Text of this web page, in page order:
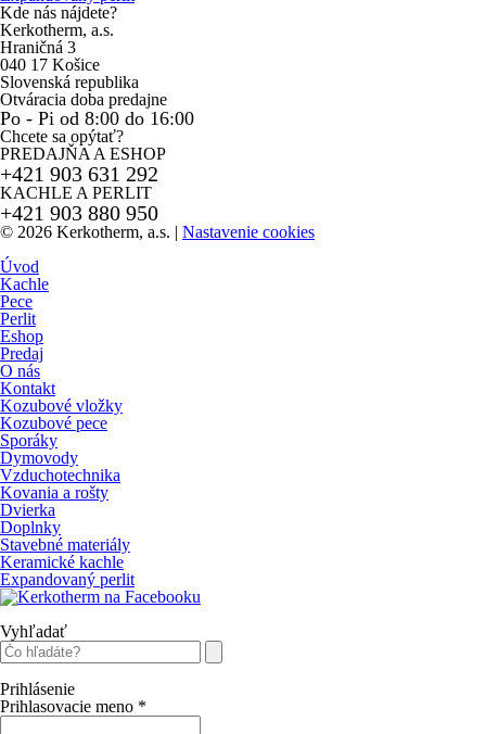
Kde nás nájdete?
Kerkotherm, a.s.
Hraničná 3
040 17 Košice
Slovenská republika
Otváracia doba predajne
Po - Pi od 8:00 do 16:00
Chcete sa opýtať?
PREDAJŇA A ESHOP
+421 903 631 292
KACHLE A PERLIT
+421 903 880 950
© 2026 Kerkotherm, a.s. | Nastavenie cookies
Úvod
Kachle
Pece
Perlit
Eshop
Predaj
O nás
Kontakt
Kozubové vložky
Kozubové pece
Sporáky
Dymovody
Vzduchotechnika
Kovania a rošty
Dvierka
Doplnky
Stavebné materiály
Keramické kachle
Expandovaný perlit
Vyhľadať
Prihlásenie
Prihlasovacie meno *